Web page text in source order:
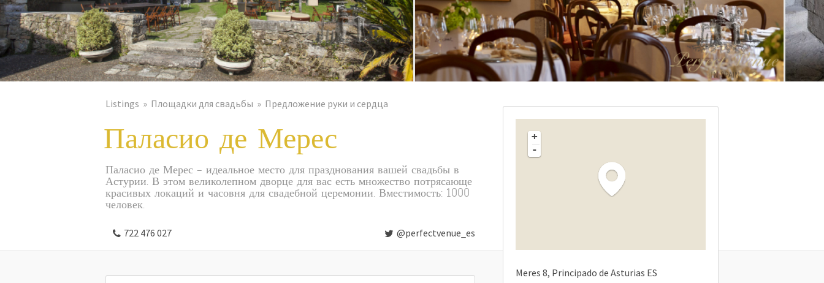
Listings Площадки для свадьбы Предложение руки и сердца
Паласио де Мерес
Паласио де Мерес - идеальное место для празднования вашей свадьбы в
Астурии. В этом великолепном дворце для вас есть множество потрясающе
красивых локаций и часовня для свадебной церемонии. Вместимость: 1000
человек.
722 476 027 @perfectvenue_es
+
-
Meres 8 Principado de Asturias ES